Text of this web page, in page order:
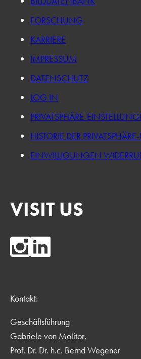
FORSCHUNG
KARRIERE
IMPRESSUM
DATENSCHUTZ
LOG IN
PRIVATSPHÄRE-
HISTORIE DER
EINWILLIGUNGEN
VISIT US
Kontakt:
Geschäftsführung
Gabriele von Molitor,
Prof. Dr. Dr. h.c. Bernd Wegener